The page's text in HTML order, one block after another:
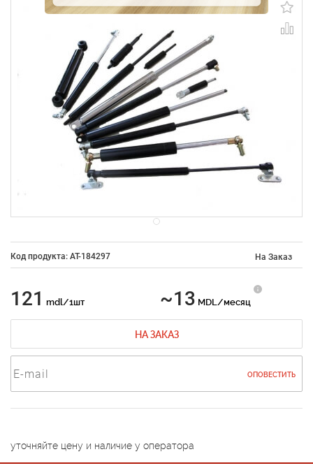
Код продукта: AT-184297 На Заказ
121 mdl/1шт ~13 MDL/месяц
НА ЗАКАЗ
ОПОВЕСТИТЬ
уточняйте цену и наличие у оператора